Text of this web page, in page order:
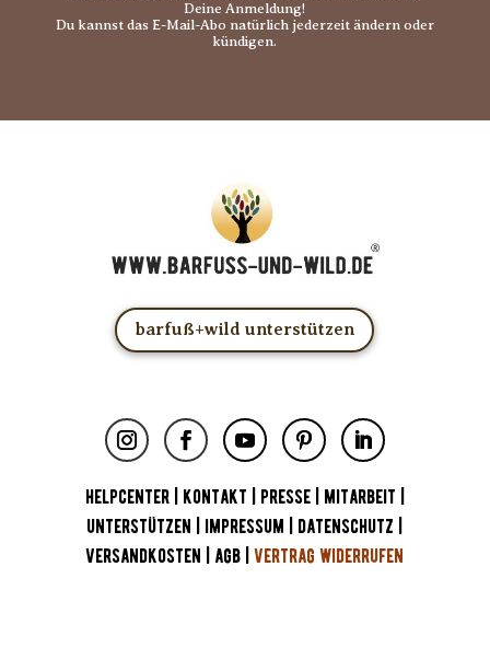
Deine Anmeldung!
Du kannst das E-Mail-Abo natürlich jederzeit ändern oder
kündigen.
barfuß+wild unterstützen
HELPCENTER| KONTAKT PRESSE| MITARBEIT
UNTERSTÜTZEN
IMPRESSUM DATENSCHUTZ
VERSANDKOSTEN
AGB |VERTRAG WIDERRUFEN